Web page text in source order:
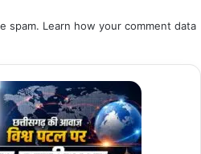
spam. Learn how your comment data